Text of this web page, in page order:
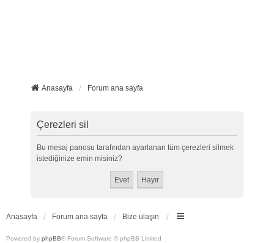
Anasayfa Forum ana sayfa
Çerezleri sil
Bu mesaj panosu tarafından ayarlanan tüm çerezleri silmek
istediğinize emin misiniz?
Anasayfa Forum ana sayfa Bize ulaşın
Powered by phpBB® Forum Software © phpBB Limited